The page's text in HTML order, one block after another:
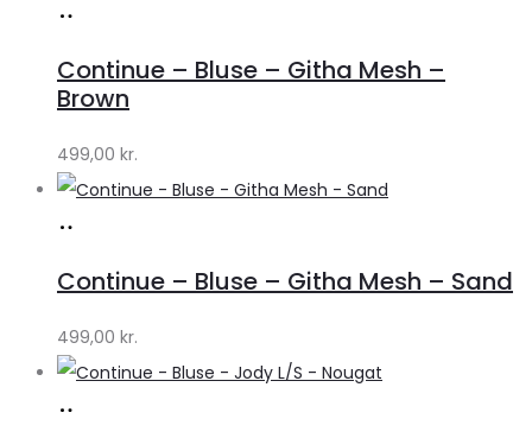
Lykke
Lykke
Continue – Bluse – Githa Mesh –
Brown
499,00 kr.
Lykke
by
Lykke
Continue – Bluse – Githa Mesh – Sand
499,00 kr.